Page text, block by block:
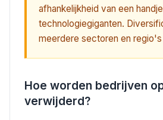
afhankelijkheid van een
technologiegiganten.
meerdere sectoren en
Hoe worden bedrijven
verwijderd?